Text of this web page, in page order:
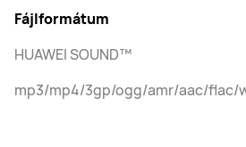
Fájlformátum
HUAWEI SOUND™
mp3/mp4/3gp/ogg/amr/aac/flac/